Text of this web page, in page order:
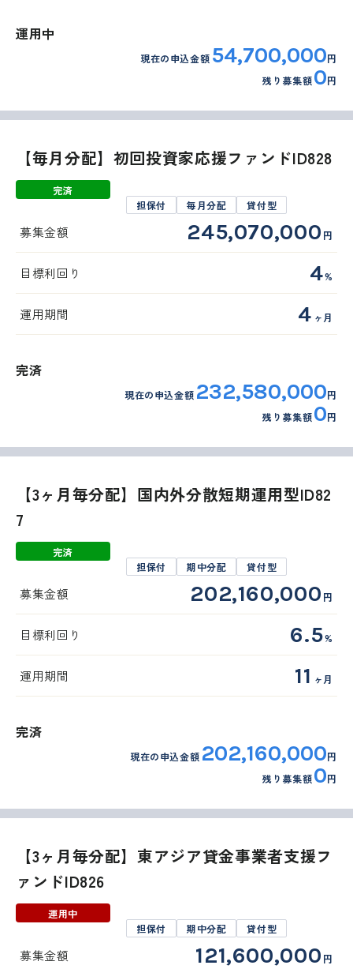
運用中
現在の申込金額 54,700,000円
残り募集額0円
完済
【毎月分配】初回投資家応援ファンドID828
担保付 毎月分配 貸付型
募集金額 245,070,000 円
目標利回り 4%
運用期間 4 ヶ月
完済
現在の申込金額 232,580,000円
残り募集額0円
完済
【3ヶ月毎分配】国内外分散短期運用型ID82
7
担保付 期中分配 貸付型
募集金額 202,160,000 円
目標利回り 6.5%
運用期間 11 ヶ月
完済
現在の申込金額 202,160,000円
残り募集額0円
運用中
【3ヶ月毎分配】東アジア貸金事業者支援フ
ァンドID826
担保付 期中分配 貸付型
募集金額 121,600,000 円